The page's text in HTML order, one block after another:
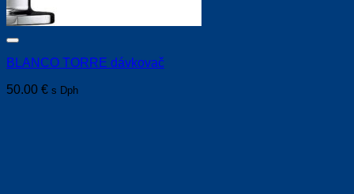
BLANCO TORRE dávkovač
50.00 € s Dph